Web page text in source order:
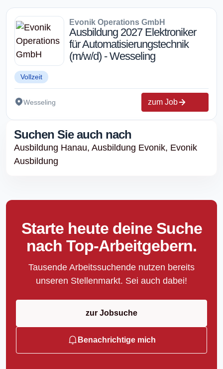
Evonik Operations GmbH
Ausbildung 2027 Elektroniker
für Automatisierungstechnik
(m/w/d) - Wesseling
Vollzeit
Wesseling zum Job
Suchen Sie auch nach
Ausbildung Hanau, Ausbildung Evonik, Evonik
Ausbildung
Starte heute deine Suche
nach Top-Arbeitgebern.
Tausende Arbeitssuchende nutzen bereits
unseren Stellenmarkt. Sei auch dabei!
zur Jobsuche
Benachrichtige mich